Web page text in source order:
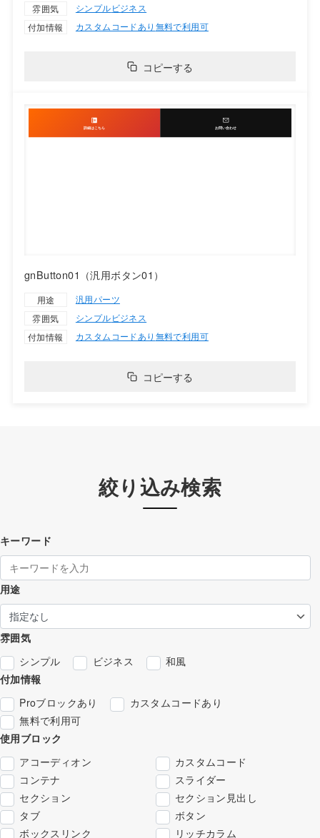
雰囲気
シンプルビジネス
付加情報
カスタムコードあり 無料で利用可
コピーする
gnButton01（汎用ボタン01）
用途
汎用パーツ
雰囲気
シンプルビジネス
付加情報
カスタムコードあり 無料で利用可
コピーする
絞り込み検索
キーワード
用途
雰囲気
シンプル
ビジネス
和風
付加情報
Proブロックあり
カスタムコードあり
無料で利用可
使用ブロック
アコーディオン
カスタムコード
コンテナ
スライダー
セクション
セクション見出し
タブ
ボタン
ボックスリンク
リッチカラム